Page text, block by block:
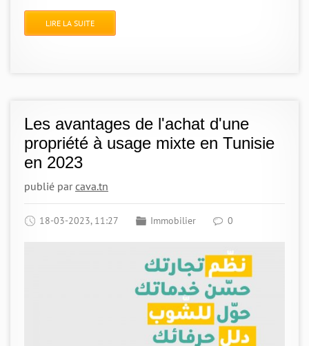
LIRE LA SUITE
Les avantages de l'achat d'une
propriété à usage mixte en Tunisie
en 2023
publié parcava.tn
18-03-2023, 11:27 Immobilier 0